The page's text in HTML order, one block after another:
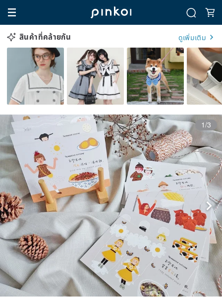
สินค้าที่คล้ายกัน ดูเพิ่มเติม
1/3